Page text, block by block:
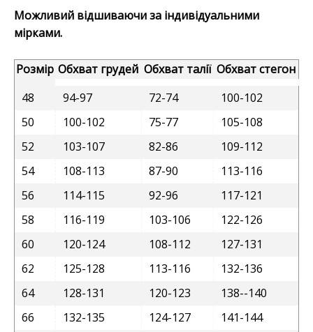
Можливий відшиваючи за індивідуальними
мірками.
Розмір Обхват грудей Обхват талії Обхват стегон
48
94-97 72-74
100-102
50
100-102 75-77
105-108
52
103-107 82-86
109-112
54
108-113 87-90
113-116
56
114-115 92-96
117-121
58
116-119 103-106
122-126
60
120-124 108-112
127-131
62
125-128 113-116
132-136
64
128-131 120-123
138--140
66
132-135 124-127
141-144